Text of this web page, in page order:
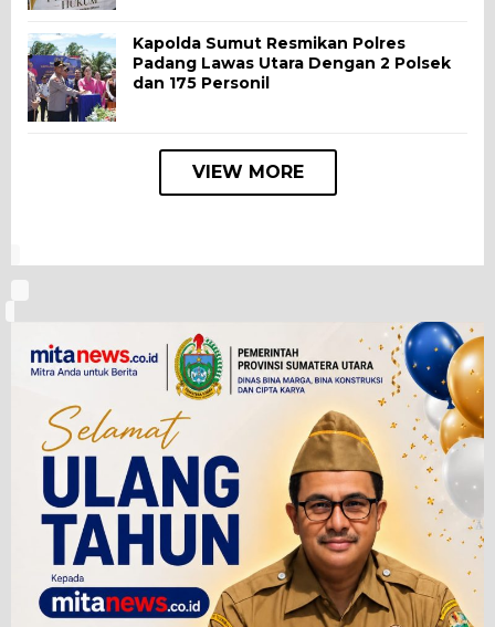
Kapolda Sumut Resmikan Polres
Padang Lawas Utara Dengan 2 Polsek
dan 175 Personil
VIEW MORE